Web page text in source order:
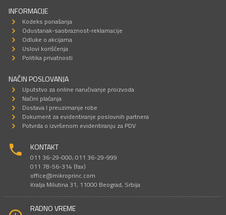
INFORMACIJE
Kodeks ponašanja
Odustanak-saobraznost-reklamacije
Odluke o akcijama
Uslovi korišćenja
Politika privatnosti
NAČIN POSLOVANJA
Uputstvo za online naručivanje proizvoda
Načini plaćanja
Dostava I preuzimanje robe
Dokument za evidentiranje poslovnih partnera
Potvrda o izvršenom evidentiranju za PDV
KONTAKT
011 36-29-000; 011 36-29-999
011 78-56-314 (fax)
office@mikroprinc.com
Kralja Milutina 31, 11000 Beograd, Srbija
RADNO VREME